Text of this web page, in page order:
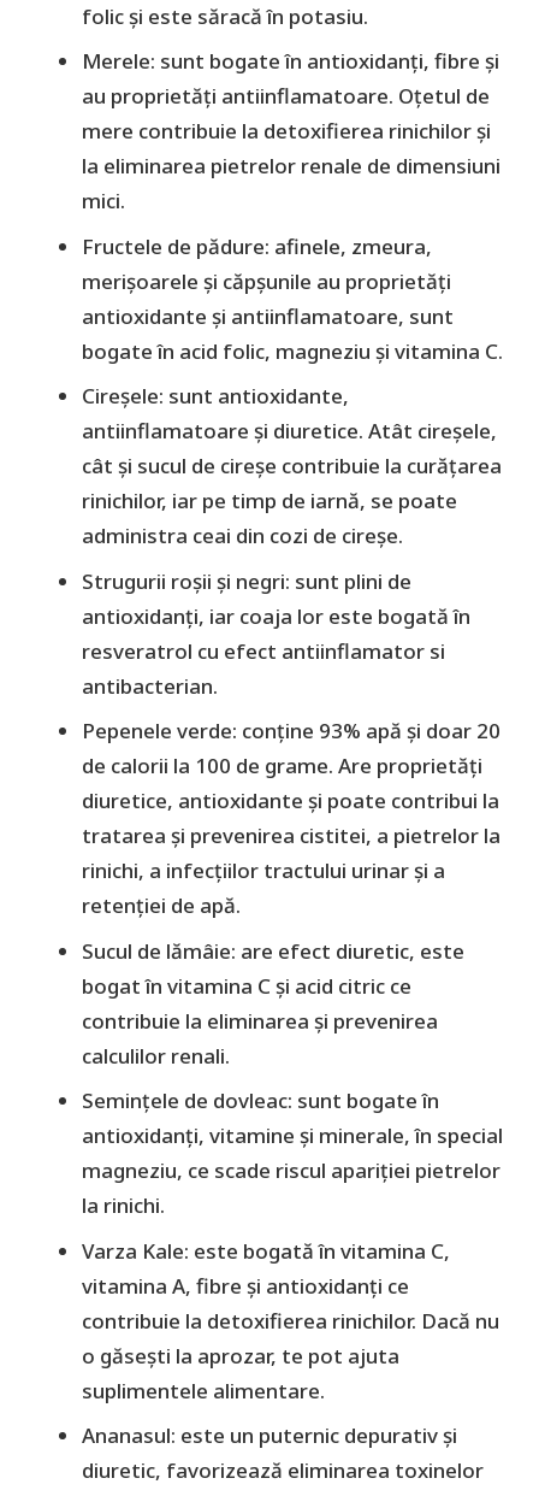
folic și este săracă în potasiu.
Merele: sunt bogate în antioxidanți, fibre și
au proprietăți antiinflamatoare. Oțetul de
mere contribuie la detoxifierea rinichilor și
la eliminarea pietrelor renale de dimensiuni
mici.
Fructele de pădure: afinele, zmeura,
merișoarele și căpșunile au proprietăți
antioxidante și antiinflamatoare, sunt
bogate în acid folic, magneziu și vitamina C.
Cireșele: sunt antioxidante,
antiinflamatoare și diuretice. Atât cireșele,
cât și sucul de cireșe contribuie la curățarea
rinichilor, iar pe timp de iarnă, se poate
administra ceai din cozi de cireșe.
Strugurii roșii și negri: sunt plini de
antioxidanți, iar coaja lor este bogată în
resveratrol cu efect antiinflamator si
antibacterian.
Pepenele verde: conține 93% apă și doar 20
de calorii la 100 de grame. Are proprietăți
diuretice, antioxidante și poate contribui la
tratarea și prevenirea cistitei, a pietrelor la
rinichi, a infecțiilor tractului urinar și a
retenției de apă.
Sucul de lămâie: are efect diuretic, este
bogat în vitamina C și acid citric ce
contribuie la eliminarea și prevenirea
calculilor renali.
Semințele de dovleac: sunt bogate în
antioxidanți, vitamine și minerale, în special
magneziu, ce scade riscul apariției pietrelor
la rinichi.
Varza Kale: este bogată în vitamina C,
vitamina A, fibre și antioxidanți ce
contribuie la detoxifierea rinichilor. Dacă nu
o găsești la aprozar, te pot ajuta
suplimentele alimentare.
Ananasul: este un puternic depurativ și
diuretic, favorizează eliminarea toxinelor